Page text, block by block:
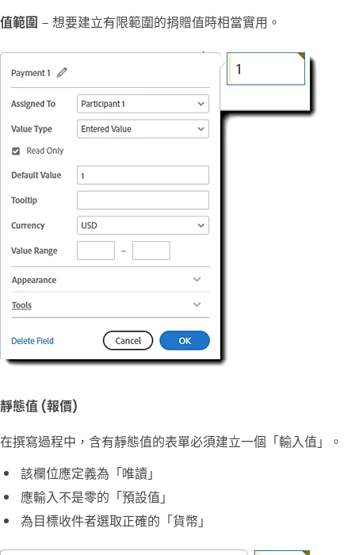
值範圍 – 想要建立有限範圍的捐贈值時相當實用。
靜態值 (報價)
在撰寫過程中，含有靜態值的表單必須建立一個「輸入值 」。
該欄位應定義為「唯讀 」
應輸入不是零的「預設值 」
為目標收件者選取正確的「貨幣」